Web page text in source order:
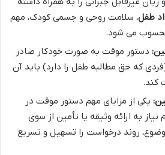
طفل، سلامت روحی و جسمی کودک، مهم
می شود.
دستور موقت به صورت خودکار صادر
که حق مطالبه طفل را دارد) باید آن
کند.
یکی از مزایای مهم دستور موقت در
نیاز به ارائه وثیقه یا تأمین از سوی
روند درخواست را تسهیل و تسریع